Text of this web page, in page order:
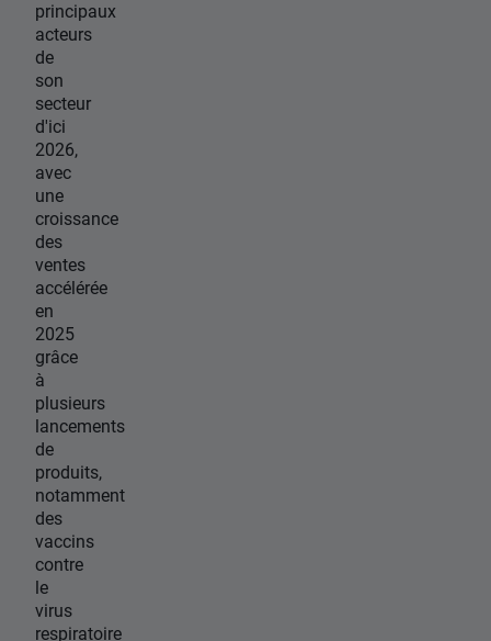
principaux
acteurs
de
son
secteur
d'ici
2026,
avec
une
croissance
des
ventes
accélérée
en
2025
grâce
à
plusieurs
lancements
de
produits,
notamment
des
vaccins
contre
le
virus
respiratoire